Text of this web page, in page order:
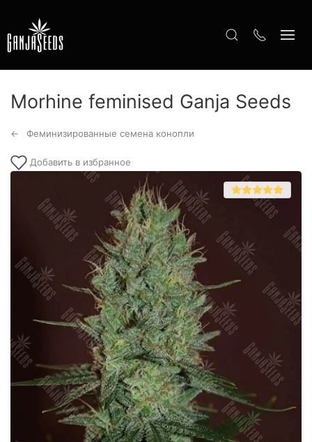
Morhine feminised Ganja Seeds
Феминизированные семена конопли
Добавить в избранное